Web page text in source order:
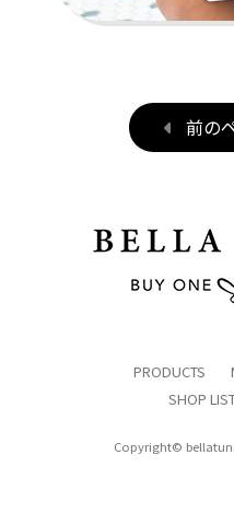
前の
PRODUCTS
SHOP
Copyright©